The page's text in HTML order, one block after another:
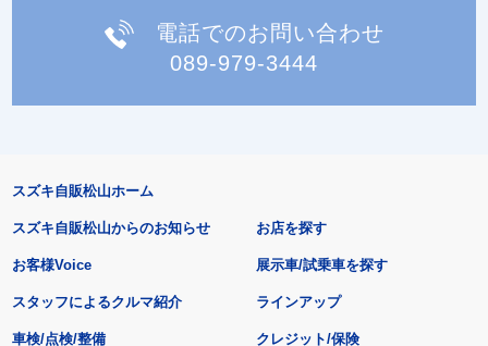
電話でのお問い合わせ
089-979-3444
スズキ自販松山ホーム
スズキ自販松山からのお知らせ
お客様Voice
スタッフによるクルマ紹介
お店を探す
展示車/試乗車を探す
ラインアップ
車検/点検/整備 クレジット/保険